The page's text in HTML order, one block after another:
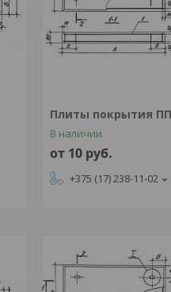
Плиты покрытия
В наличии
от 10 руб.
+375 (17) 238-11-02